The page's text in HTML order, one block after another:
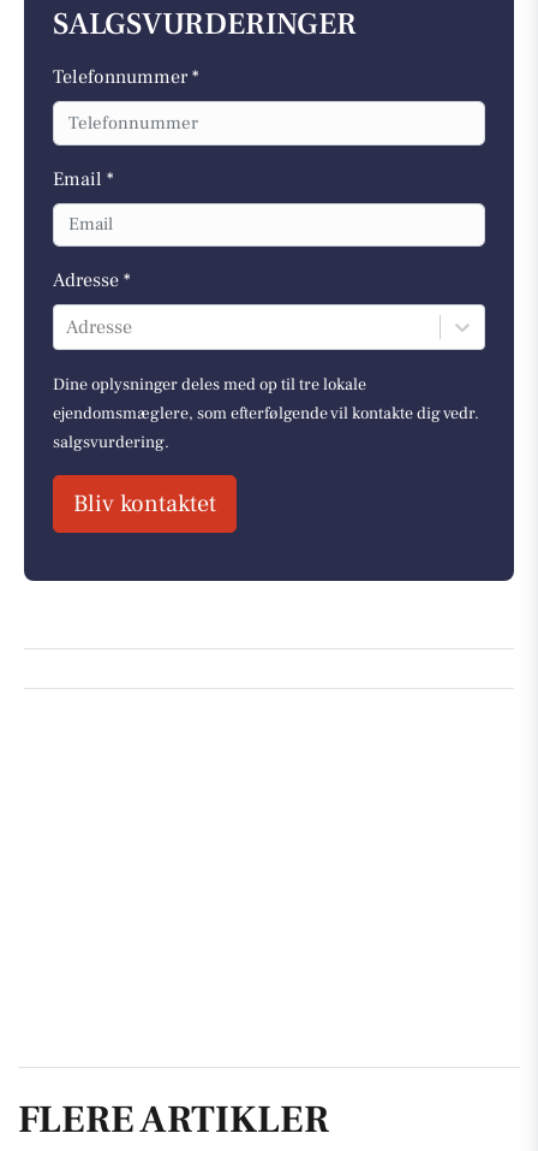
SALGSVURDERINGER
Telefonnummer *
Email *
Adresse *
Adresse
Dine oplysninger deles med op til tre lokale
ejendomsmæglere, som efterfølgende vil kontakte dig vedr.
salgsvurdering.
Bliv kontaktet
FLERE ARTIKLER